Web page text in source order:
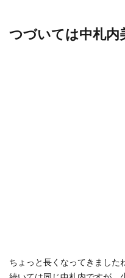
つづいては中札内
ちょっと長くなってきました